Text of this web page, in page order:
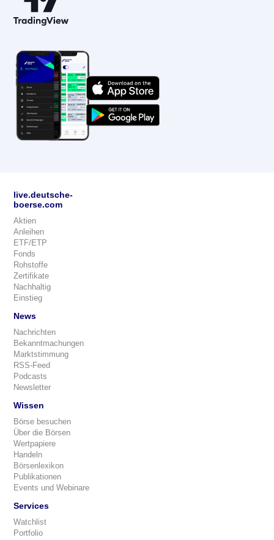
live.deutsche-
boerse.com
Aktien
Anleihen
ETF/ETP
Fonds
Rohstoffe
Zertifikate
Nachhaltig
Einstieg
News
Nachrichten
Bekanntmachungen
Marktstimmung
RSS-Feed
Podcasts
Newsletter
Wissen
Börse besuchen
Über die Börsen
Wertpapiere
Handeln
Börsenlexikon
Publikationen
Events und Webinare
Services
Watchlist
Portfolio